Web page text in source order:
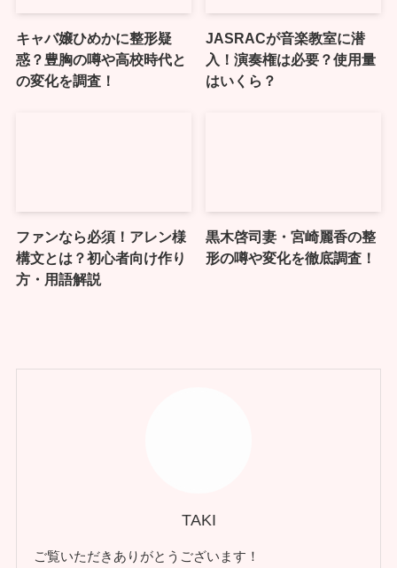
キャバ嬢ひめかに整形疑
惑？豊胸の噂や高校時代と
の変化を調査！
JASRACが音楽教室に潜
入！演奏権は必要？使用量
はいくら？
ファンなら必須！アレン様
構文とは？初心者向け作り
方・用語解説
黒木啓司妻・宮崎麗香の整
形の噂や変化を徹底調査！
TAKI
ご覧いただきありがとうございます！